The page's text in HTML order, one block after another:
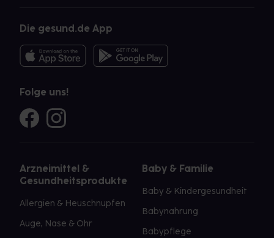
Die gesund.de App
Folge uns!
Arzneimittel &
Gesundheitsprodukte
Allergien & Heuschnupfen
Auge, Nase & Ohr
Baby & Familie
Baby & Kindergesundheit
Babynahrung
Babypflege